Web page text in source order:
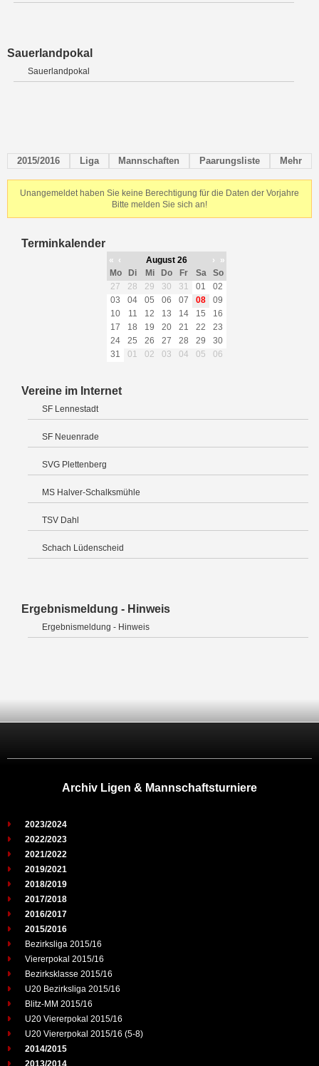
Sauerlandpokal
Sauerlandpokal
2015/2016 Liga Mannschaften Paarungsliste Mehr
Unangemeldet haben Sie keine Berechtigung für die Daten der Vorjahre
Bitte melden Sie sich an!
Terminkalender
« ‹ August 26 ›
»
Mo
Di Mi Do Fr Sa
So
27
28 29 30 31 01
02
03
04 05 06 07 08
09
10
11 12 13 14 15
16
17
18 19 20 21 22
23
24
25 26 27 28 29
30
31
01 02 03 04 05 06
Vereine im Internet
SF Lennestadt
SF Neuenrade
SVG Plettenberg
MS Halver-Schalksmühle
TSV Dahl
Schach Lüdenscheid
Ergebnismeldung - Hinweis
Ergebnismeldung - Hinweis
Archiv Ligen & Mannschaftsturniere
2023/2024
2022/2023
2021/2022
2019/2021
2018/2019
2017/2018
2016/2017
2015/2016
Bezirksliga 2015/16
Viererpokal 2015/16
Bezirksklasse 2015/16
U20 Bezirksliga 2015/16
Blitz-MM 2015/16
U20 Viererpokal 2015/16
U20 Viererpokal 2015/16 (5-8)
2014/2015
2013/2014